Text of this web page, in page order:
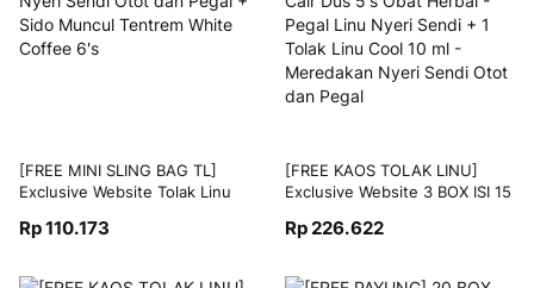
[FREE MINI SLING BAG TL]
Exclusive Website Tolak Linu
Sendi Otot dan Pegal + Sido
6's
Rp 110.173
[FREE KAOS TOLAK LINU]
Exclusive Website 3 BOX ISI 15
Dus 5's Obat Herbal - Pegal
Cool 10 ml - Meredakan Nyeri
Rp 226.622